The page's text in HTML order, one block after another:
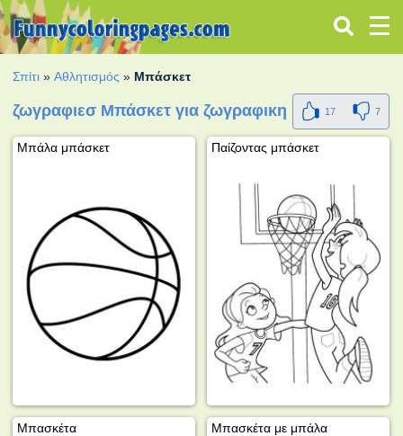
Σπίτι »Αθλητισμός » Μπάσκετ
ζωγραφιεσ Μπάσκετ για ζωγραφικη 17 7
Μπάλα μπάσκετ Παίζοντας μπάσκετ
Μπασκέτα Μπασκέτα με μπάλα